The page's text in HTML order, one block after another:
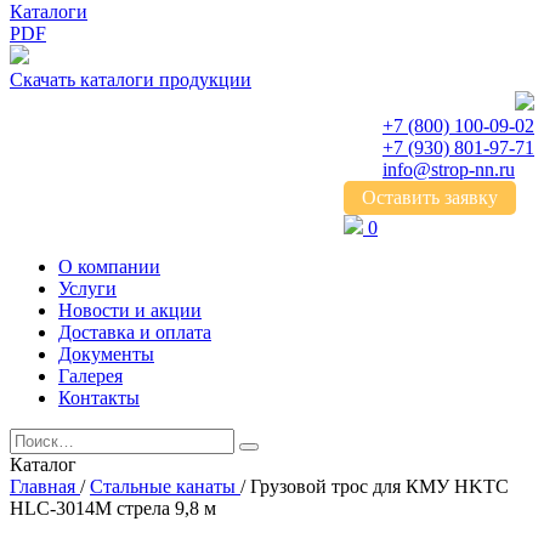
Каталоги
PDF
Скачать каталоги продукции
+7 (800) 100-09-02
+7 (930) 801-97-71
info@strop-nn.ru
Оставить заявку
0
О компании
Услуги
Новости и акции
Доставка и оплата
Документы
Галерея
Контакты
Каталог
Главная / Стальные канаты / Грузовой трос для КМУ HKTC
HLC-3014M стрела 9,8 м